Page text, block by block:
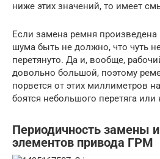
ниже этих значений, то имеет
Если замена ремня произведена
шума быть не должно, что чуть
перетянуто. Да и, вообще,
довольно большой, поэтому
порвется от этих миллиметров
боятся небольшого перетяга или
Периодичность замены
элементов привода ГРМ